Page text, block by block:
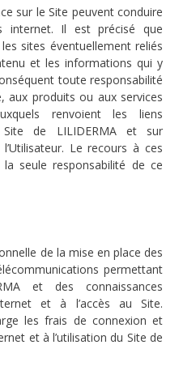
sur le Site peuvent conduire
internet. Il est précisé que
sites éventuellement reliés
et les informations qui y
toute responsabilité
aux produits ou aux services
renvoient les liens
de LILIDERMA et sur
Le recours à ces
seule responsabilité de ce
de la mise en place des
permettant
et des connaissances
et à l’accès au Site.
les frais de connexion et
et à l’utilisation du Site de